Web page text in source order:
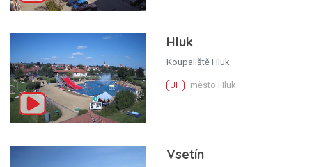
Hluk
Koupaliště Hluk
UH město Hluk
Vsetín